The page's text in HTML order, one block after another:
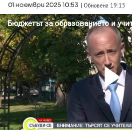
01 ноември 2025 10:53 | Обновена 19:15